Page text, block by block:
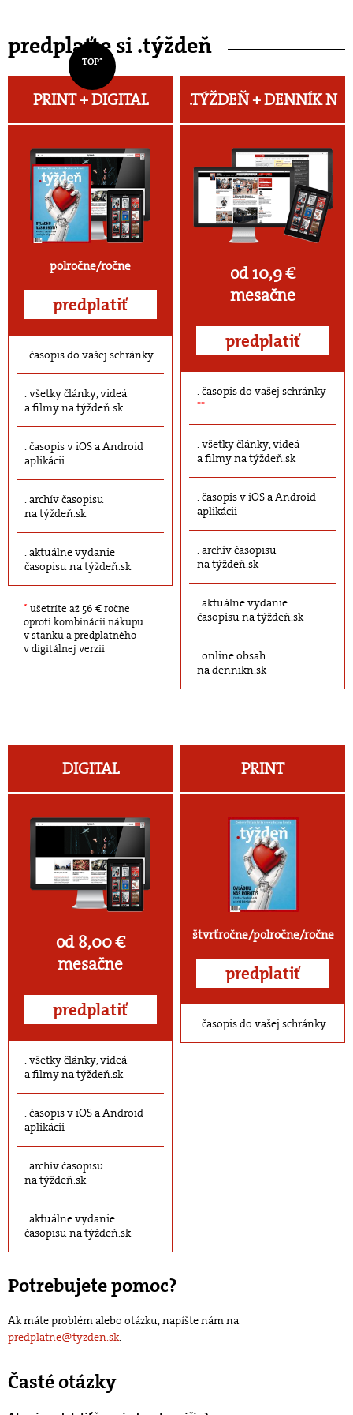
predplaťte si .týždeň
TOP*
PRINT + DIGITAL
polročne/ročne
predplatiť
časopis do vašej schránky
všetky články, videá
a filmy na týždeň.sk
časopis v iOS a Android
aplikácii
archív časopisu
na týždeň.sk
aktuálne vydanie
časopisu na týždeň.sk
* ušetríte až 56 € ročne
oproti kombinácii nákupu
v stánku a predplatného
v digitálnej verzii
.TÝŽDEŇ +DENNÍK N
od 10,9 €
mesačne
predplatiť
časopis do vašej schránky
**
všetky články, videá
a filmy na týždeň.sk
časopis v iOS a Android
aplikácii
archív časopisu
na týždeň.sk
aktuálne vydanie
časopisu na týždeň.sk
online obsah
na dennikn.sk
DIGITAL
od 8,00 €
mesačne
predplatiť
všetky články, videá
a filmy na týždeň.sk
časopis v iOS a Android
aplikácii
archív časopisu
na týždeň.sk
aktuálne vydanie
časopisu na týždeň.sk
PRINT
štvrťročne/polročne/ročne
predplatiť
časopis do vašej schránky
Potrebujete pomoc?
Ak máte problém alebo otázku, napíšte nám na
predplatne@tyzden.sk.
Časté otázky